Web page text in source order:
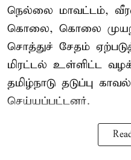
நெல்லை மாவட்டம்,
கொலை, கொலை
சொத்துச் சேதம்
மிரட்டல் உள்ளிட்ட
தமிழ்நாடு தடுப்பு
செய்யப்பட்டனர்.